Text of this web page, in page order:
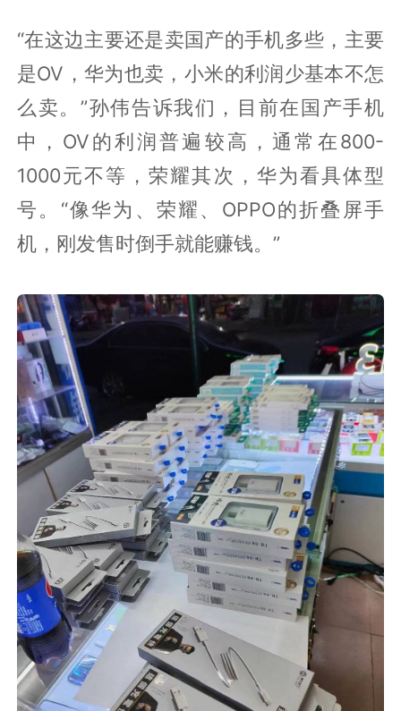
“在这边主要还是卖国产的手机多些，主要
是OV，华为也卖，小米的利润少基本不怎
么卖。”孙伟告诉我们，目前在国产手机
中，OV的利润普遍较高，通常在800-
1000元不等，荣耀其次，华为看具体型
号。“像华为、荣耀、OPPO的折叠屏手
机，刚发售时倒手就能赚钱。”